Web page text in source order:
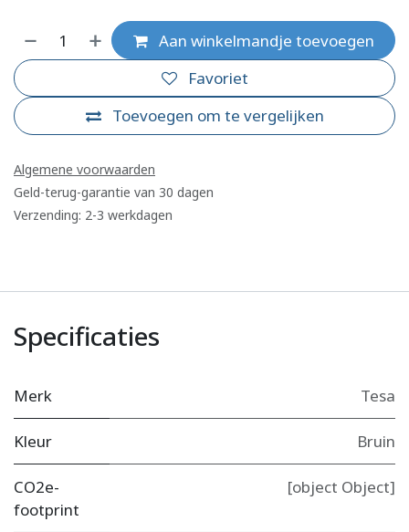
Aan winkelmandje toevoegen
Toevoegen om te vergelijken
Favoriet
Algemene voorwaarden
Geld-terug-garantie van 30 dagen
Verzending: 2-3 werkdagen
Specificaties
Merk Tesa
Kleur Bruin
CO2e-
footprint
[object Object]